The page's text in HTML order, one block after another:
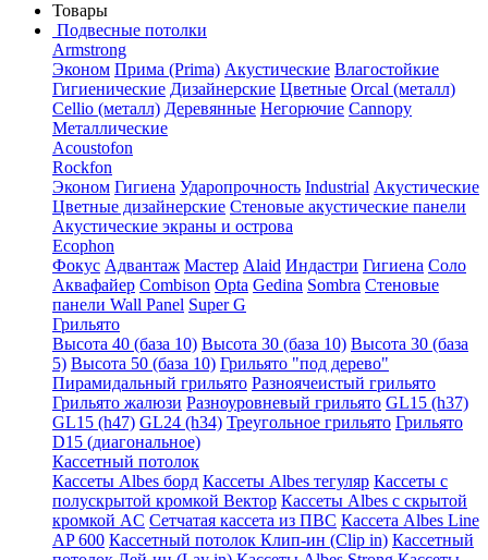
Товары
Подвесные потолки
Armstrong
Эконом Прима (Prima) Акустические Влагостойкие
Гигиенические Дизайнерские Цветные Orcal (металл)
Cellio (металл) Деревянные Негорючие Cannopy
Металлические
Acoustofon
Rockfon
Эконом Гигиена Ударопрочность Industrial Акустические
Цветные дизайнерские Стеновые акустические панели
Акустические экраны и острова
Ecophon
Фокус Адвантаж Мастер Alaid Индастри Гигиена Соло
Аквафайер Combison Opta Gedina Sombra Стеновые
панели Wall Panel Super G
Грильято
Высота 40 (база 10) Высота 30 (база 10) Высота 30 (база
5) Высота 50 (база 10) Грильято "под дерево"
Пирамидальный грильято Разноячеистый грильято
Грильято жалюзи Разноуровневый грильято GL15 (h37)
GL15 (h47) GL24 (h34) Треугольное грильято Грильято
D15 (диагональное)
Кассетный потолок
Кассеты Albes борд Кассеты Albes тегуляр Кассеты с
полускрытой кромкой Вектор Кассеты Albes с скрытой
кромкой AC Сетчатая кассета из ПВС Кассета Albes Line
AP 600 Кассетный потолок Клип-ин (Clip in) Кассетный